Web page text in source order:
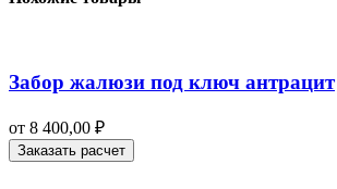
Забор жалюзи под ключ антрацит
от 8 400,00 ₽
Заказать расчет